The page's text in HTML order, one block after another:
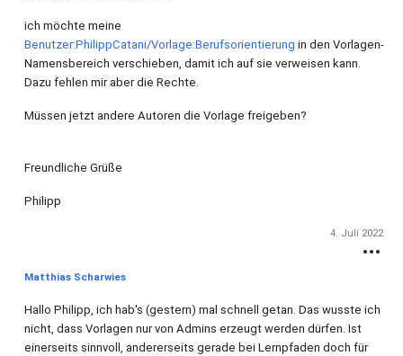
ich möchte meine
Benutzer:PhilippCatani/Vorlage:Berufsorientierung in den Vorlagen-
Namensbereich verschieben, damit ich auf sie verweisen kann.
Dazu fehlen mir aber die Rechte.
Müssen jetzt andere Autoren die Vorlage freigeben?
Freundliche Grüße
Philipp
4. Juli 2022
Matthias Scharwies
Hallo Philipp, ich hab's (gestern) mal schnell getan. Das wusste ich
nicht, dass Vorlagen nur von Admins erzeugt werden dürfen. Ist
einerseits sinnvoll, andererseits gerade bei Lernpfaden doch für